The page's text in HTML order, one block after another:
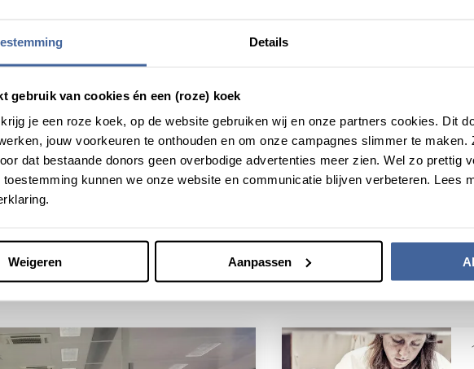
Details
gebruik van cookies én een (roze) koek
je een roze koek, op de website gebruiken wij en onze partners cookies. Dit
jouw voorkeuren te onthouden en om onze campagnes slimmer te maken.
dat bestaande donors geen overbodige advertenties meer zien. Wel zo prettig
kunnen we onze website en communicatie blijven verbeteren. Lees
Weigeren Aanpassen
via: